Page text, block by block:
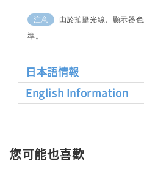
注意
由於拍攝光線、顯示器
準。
日本語情報
English Information
您可能也喜歡